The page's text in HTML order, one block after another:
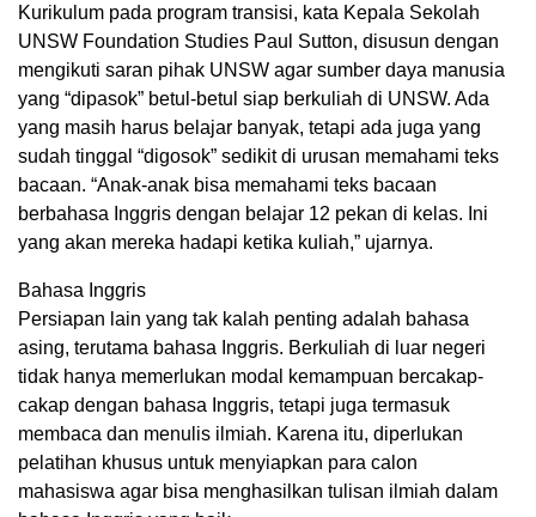
Kurikulum pada program transisi, kata Kepala Sekolah
UNSW Foundation Studies Paul Sutton, disusun dengan
mengikuti saran pihak UNSW agar sumber daya manusia
yang “dipasok” betul-betul siap berkuliah di UNSW. Ada
yang masih harus belajar banyak, tetapi ada juga yang
sudah tinggal “digosok” sedikit di urusan memahami teks
bacaan. “Anak-anak bisa memahami teks bacaan
berbahasa Inggris dengan belajar 12 pekan di kelas. Ini
yang akan mereka hadapi ketika kuliah,” ujarnya.
Bahasa Inggris
Persiapan lain yang tak kalah penting adalah bahasa
asing, terutama bahasa Inggris. Berkuliah di luar negeri
tidak hanya memerlukan modal kemampuan bercakap-
cakap dengan bahasa Inggris, tetapi juga termasuk
membaca dan menulis ilmiah. Karena itu, diperlukan
pelatihan khusus untuk menyiapkan para calon
mahasiswa agar bisa menghasilkan tulisan ilmiah dalam